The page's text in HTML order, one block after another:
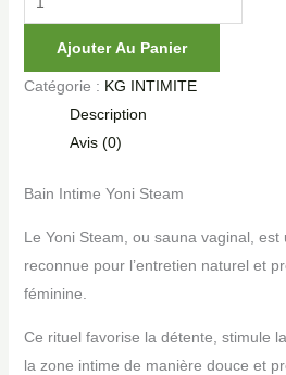
Ajouter Au Panier
Catégorie : KG INTIMITE
Description
Avis (0)
Bain Intime Yoni Steam
Le Yoni Steam, ou sauna vaginal,
reconnue pour l’entretien naturel et
féminine.
Ce rituel favorise la détente, stimule
la zone intime de manière douce et